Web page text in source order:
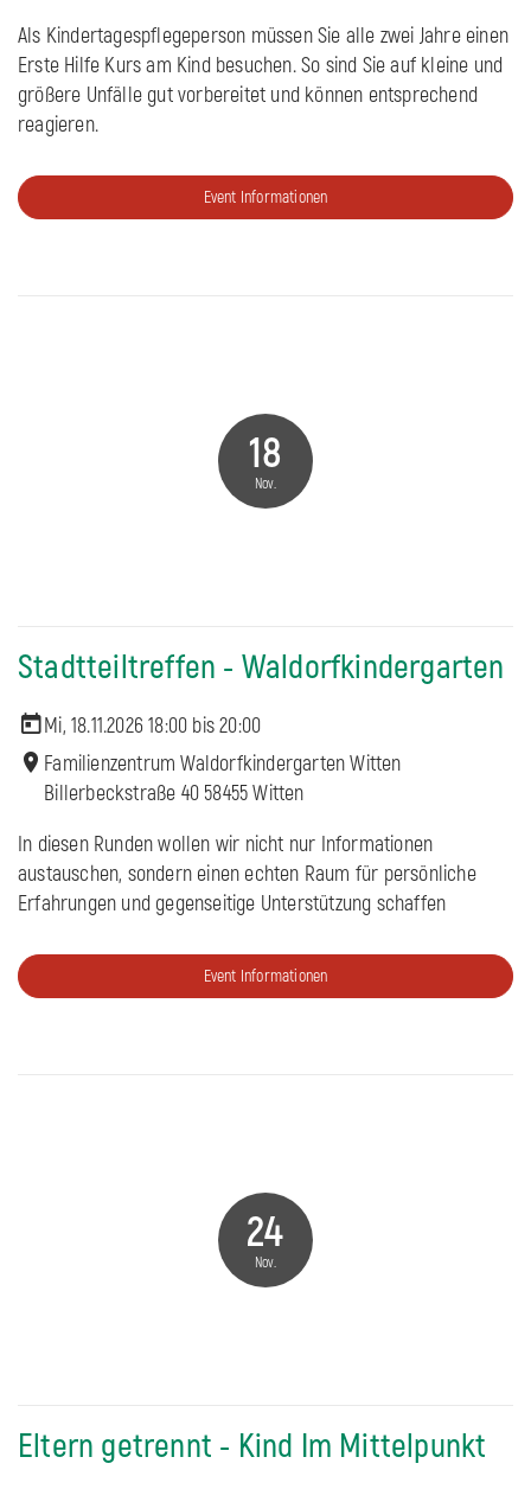
Als Kindertagespflegeperson müssen Sie alle zwei Jahre einen
Erste Hilfe Kurs am Kind besuchen. So sind Sie auf kleine und
größere Unfälle gut vorbereitet und können entsprechend
reagieren.
Event Informationen
18
Nov.
Stadtteiltreffen - Waldorfkindergarten
Mi, 18.11.2026 18:00 bis20:00
Familienzentrum Waldorfkindergarten Witten
Billerbeckstraße 40 58455 Witten
In diesen Runden wollen wir nicht nur Informationen
austauschen, sondern einen echten Raum für persönliche
Erfahrungen und gegenseitige Unterstützung schaffen
Event Informationen
24
Nov.
Eltern getrennt - Kind Im Mittelpunkt